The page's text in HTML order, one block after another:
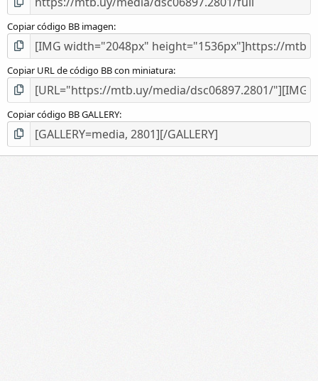
(
)
Copiar código BB imagen
Copiar URL de código BB con miniatura
Copiar código BB GALLERY